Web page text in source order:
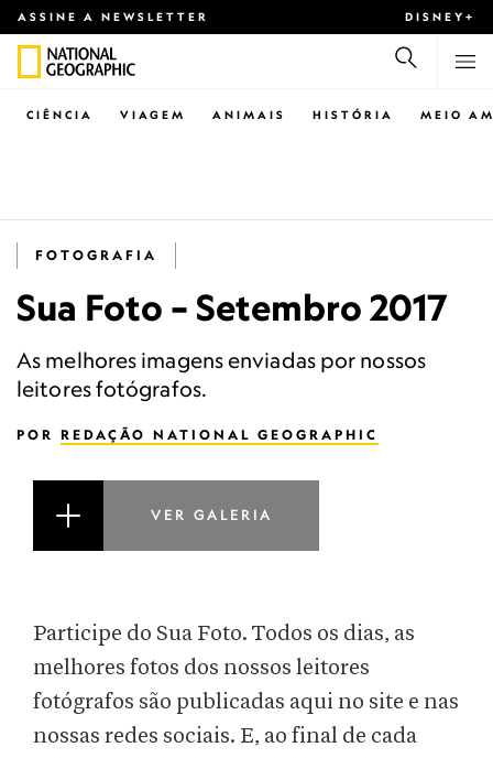
ASSINE A NEWSLETTER DISNEY+
CIÊNCIA VIAGEM ANIMAIS HISTÓRIA MEIO
FOTOGRAFIA
Sua Foto – Setembro 2017
As melhores imagens enviadas por nossos
leitores fotógrafos.
POR REDAÇÃO NATIONAL GEOGRAPHIC
VER GALERIA
Participe do Sua Foto. Todos os dias, as
melhores fotos dos nossos leitores
fotógrafos são publicadas aqui no site e nas
nossas redes sociais. E, ao final de cada